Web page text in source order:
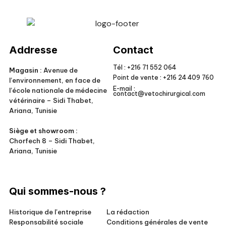
Addresse
Magasin : Avenue de
l’environnement, en face de
l’école nationale de médecine
vétérinaire – Sidi Thabet,
Ariana, Tunisie
Siège et showroom :
Chorfech 8 – Sidi Thabet,
Ariana, Tunisie
Contact
Tél : +216 71 552 064
Point de vente : +216 24 409 760
E-mail :
contact@vetochirurgical.com
Qui sommes-nous ?
Historique de l'entreprise
Responsabilité sociale
La rédaction
Conditions générales de vente